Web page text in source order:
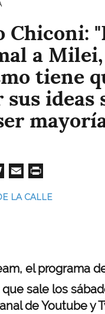
Chiconi:
a
tiene
ideas
LA CALLE
el programa
sale los
de Youtube y